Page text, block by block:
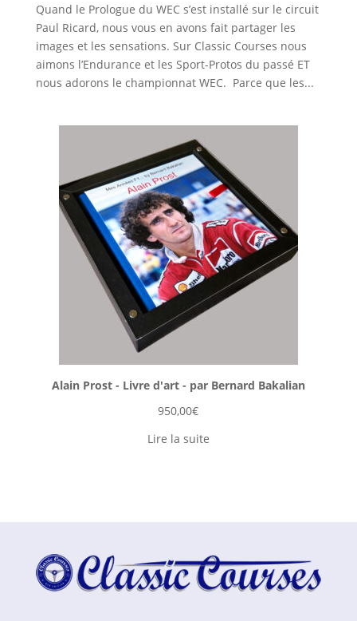
Quand le Prologue du WEC s’est installé sur le circuit
Paul Ricard, nous vous en avons fait partager les
images et les sensations. Sur Classic Courses nous
aimons l’Endurance et les Sport-Protos du passé ET
nous adorons le championnat WEC. Parce que les...
Alain Prost - Livre d'art - par Bernard Bakalian
950,00€
Lire la suite